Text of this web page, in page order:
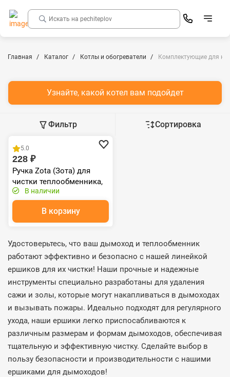
Главная Каталог Котлы и обогреватели Комплектующие для
Узнайте, какой котел вам подойдет
Фильтр Сортировка
Распродажа
5.0
228 ₽
Ручка Zota (Зота) для
чистки теплообменника,
L=745 мм
В наличии
В корзину
Удостоверьтесь, что ваш дымоход и теплообменник
работают эффективно и безопасно с нашей линейкой
ершиков для их чистки! Наши прочные и надежные
инструменты специально разработаны для удаления
сажи и золы, которые могут накапливаться в дымоходах
и вызывать пожары. Идеально подходят для регулярного
ухода, наши ершики легко приспосабливаются к
различным размерам и формам дымоходов, обеспечивая
тщательную и эффективную чистку. Сделайте выбор в
пользу безопасности и производительности с нашими
ершиками для дымоходов!